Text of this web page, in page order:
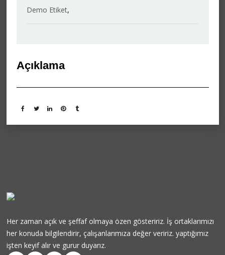
Demo Etiket,
Açıklama
Her zaman açık ve şeffaf olmaya özen gösteririz. İş ortaklarımızı
her konuda bilgilendirir, çalışanlarımıza değer veririz. yaptığımız
işten keyif alır ve gurur duyarız.